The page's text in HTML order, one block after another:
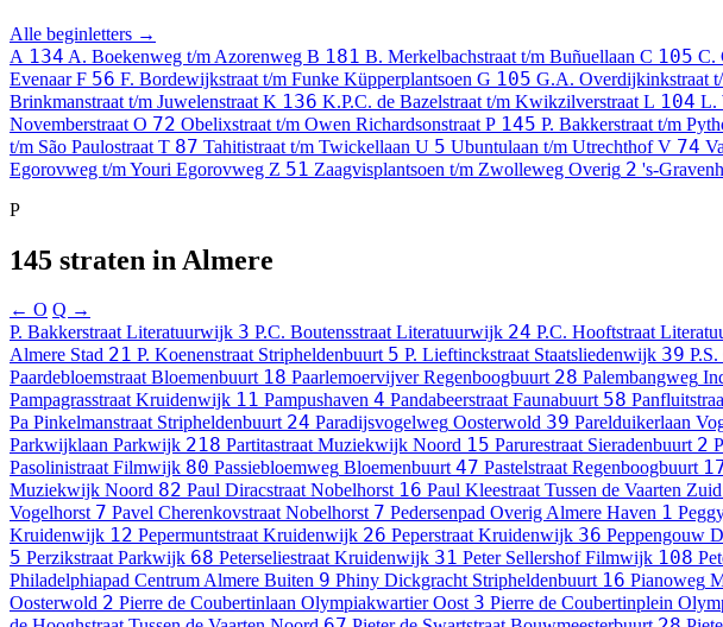
Alle beginletters →
A 134 A. Boekenweg t/m Azorenweg B 181 B. Merkelbachstraat t/m Buñuellaan C 105 C.
EvenaarF 56 F. Bordewijkstraat t/m Funke Küpperplantsoen G 105 G.A. Overdijkinkstraat
Brinkmanstraat t/m Juwelenstraat K 136 K.P.C. de Bazelstraat t/m Kwikzilverstraat L 104 L.
Novemberstraat O 72 Obelixstraat t/m Owen Richardsonstraat P 145 P. Bakkerstraat t/m
t/m São Paulostraat T 87 Tahitistraat t/m Twickellaan U 5 Ubuntulaan t/m UtrechthofV 74
Egorovweg t/m Youri Egorovweg Z 51 Zaagvisplantsoen t/m Zwolleweg Overig 2 's-
P
145 straten in Almere
← O Q →
P. Bakkerstraat Literatuurwijk 3 P.C. Boutensstraat Literatuurwijk 24 P.C. Hooftstraat
Almere Stad 21 P. Koenenstraat Stripheldenbuurt 5 P. Lieftinckstraat Staatsliedenwijk 39
Paardebloemstraat Bloemenbuurt 18 Paarlemoervijver Regenboogbuurt 28 Palembangweg
Pampagrasstraat Kruidenwijk 11 Pampushaven 4 Pandabeerstraat Faunabuurt 58
Pa Pinkelmanstraat Stripheldenbuurt 24 Paradijsvogelweg Oosterwold 39 Parelduikerlaan
Parkwijklaan Parkwijk 218 Partitastraat Muziekwijk Noord 15 Parurestraat Sieradenbuurt 2
Pasolinistraat Filmwijk 80 Passiebloemweg Bloemenbuurt 47 Pastelstraat Regenboogbuurt
Muziekwijk Noord 82 Paul Diracstraat Nobelhorst 16 Paul Kleestraat Tussen de Vaarten Zuid
Vogelhorst 7 Pavel Cherenkovstraat Nobelhorst 7 Pedersenpad Overig Almere Haven 1
Kruidenwijk 12 Pepermuntstraat Kruidenwijk 26 Peperstraat Kruidenwijk 36 Peppengouw
5 Perzikstraat Parkwijk 68 Peterseliestraat Kruidenwijk 31 Peter Sellershof Filmwijk 108
Philadelphiapad Centrum Almere Buiten 9 Phiny Dickgracht Stripheldenbuurt 16 Pianoweg
Oosterwold 2 Pierre de Coubertinlaan Olympiakwartier Oost 3 Pierre de Coubertinplein